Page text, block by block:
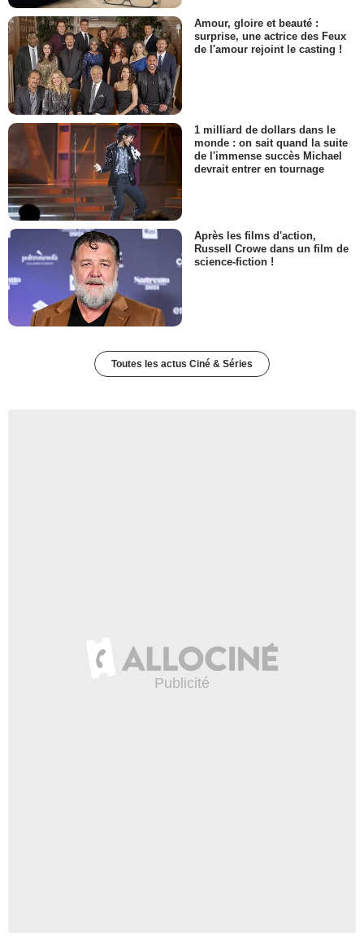
Amour, gloire et beauté :
surprise, une actrice des Feux
de l'amour rejoint le casting !
1 milliard de dollars dans le
monde : on sait quand la suite
de l'immense succès Michael
devrait entrer en tournage
Après les films d'action,
Russell Crowe dans un film de
science-fiction !
Toutes les actus Ciné & Séries